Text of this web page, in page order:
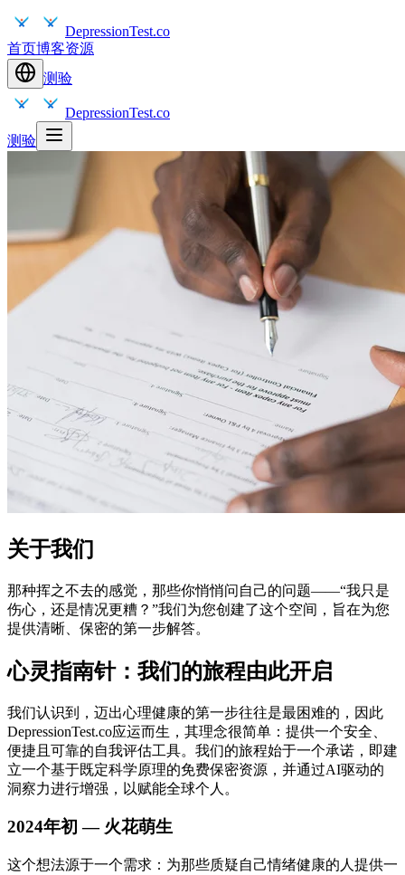
DepressionTest.co
首页博客资源
测验
DepressionTest.co
测验
关于我们
那种挥之不去的感觉，那些你悄悄问自己的问题——“我只是
伤心，还是情况更糟？”我们为您创建了这个空间，旨在为您
提供清晰、保密的第一步解答。
心灵指南针：我们的旅程由此开启
我们认识到，迈出心理健康的第一步往往是最困难的，因此
DepressionTest.co应运而生，其理念很简单：提供一个安全、
便捷且可靠的自我评估工具。我们的旅程始于一个承诺，即建
立一个基于既定科学原理的免费保密资源，并通过AI驱动的
洞察力进行增强，以赋能全球个人。
2024年初 — 火花萌生
这个想法源于一个需求：为那些质疑自己情绪健康的人提供一